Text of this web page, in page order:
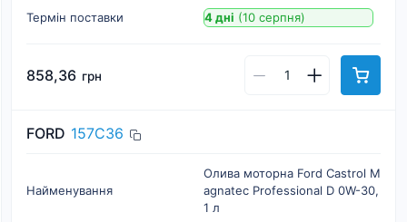
Термін поставки
4 дні (10 серпня)
858,36 грн
FORD 157C36
Найменування
Олива моторна Ford Castrol M
agnatec Professional D 0W-30,
1 л